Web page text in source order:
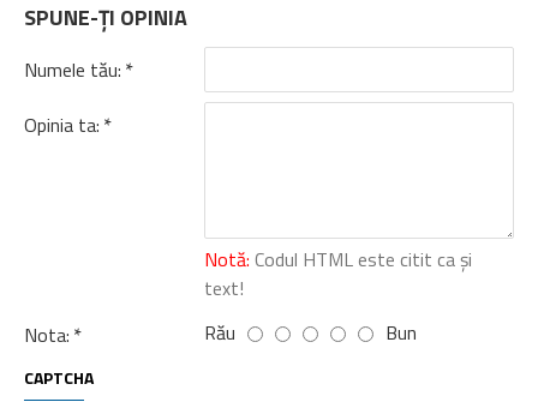
SPUNE-ŢI OPINIA
Numele tău:
Opinia ta:
Notă: Codul HTML este citit ca şi
text!
Nota:
Rău Bun
CAPTCHA